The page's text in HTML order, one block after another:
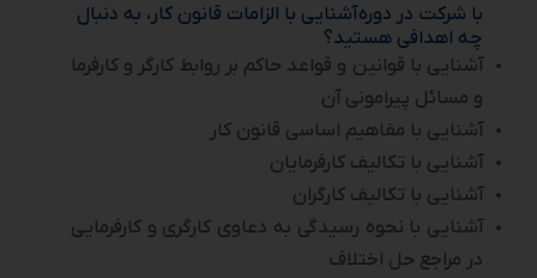
با شرکت در دوره آشنایی با الزامات قانون کار، به دنبال
چه اهدافی هستید؟
آشنایی با قوانین و قواعد حاکم بر روابط کارگر و کارفرما
و مسائل پیرامونی آن
آشنایی با مفاهیم اساسی قانون کار
آشنایی با تکالیف کارفرمایان
آشنایی با تکالیف کارگران
آشنایی با نحوه رسیدگی به دعاوی کارگری و کارفرمایی
در مراجع حل اختلاف